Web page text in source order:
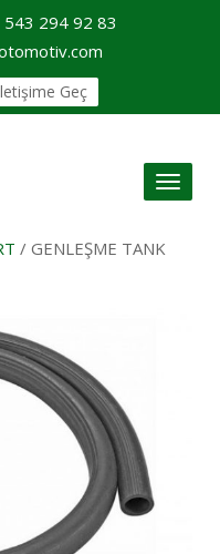
543 294 92 83
Geç
Toggle
/ GENLEŞME TANK